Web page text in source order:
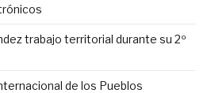
trabajo territorial durante su 2º
de los Pueblos